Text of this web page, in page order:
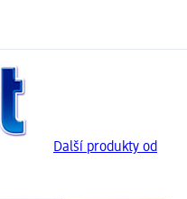
Další produkty od